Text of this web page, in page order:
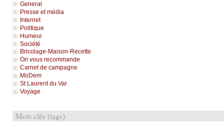
General
Presse et média
Internet
Politique
Humeur
Société
Bricolage-Maison-Recette
On vous recommande
Carnet de campagne
MoDem
St Laurent du Var
Voyage
Mots clés (tags)